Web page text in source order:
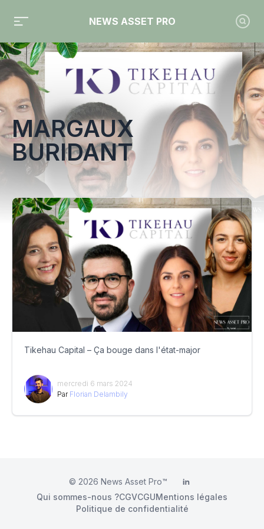
NEWS ASSET PRO
Toute l'actualité sur le tag "Margaux Buridant"
MARGAUX
BURIDANT
Tikehau Capital – Ça bouge dans l'état-major
mercredi 6 mars 2024
Par Florian Delambily
© 2026 News Asset Pro™ LinkedIn
Qui sommes-nous ?CGVCGUMentions légales
Politique de confidentialité